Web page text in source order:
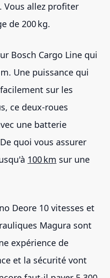
Vous allez profiter
de 200 kg.
Bosch Cargo Line qui
Une puissance qui
sur les
ce deux-roues
une batterie
quoi vous assurer
100 km sur une
Deore 10 vitesses et
Magura sont
expérience de
et la sécurité vont